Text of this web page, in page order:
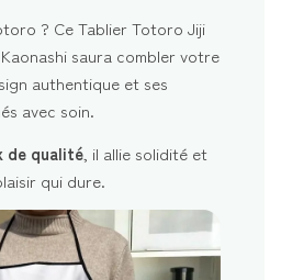
? Ce Tablier Totoro Jiji
saura combler votre
authentique et ses
avec soin.
de qualité , il allie solidité et
qui dure.